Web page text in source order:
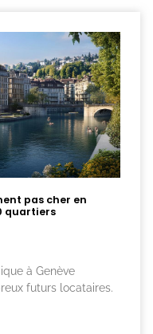
pas cher en
quartiers
à Genève
futurs locataires.